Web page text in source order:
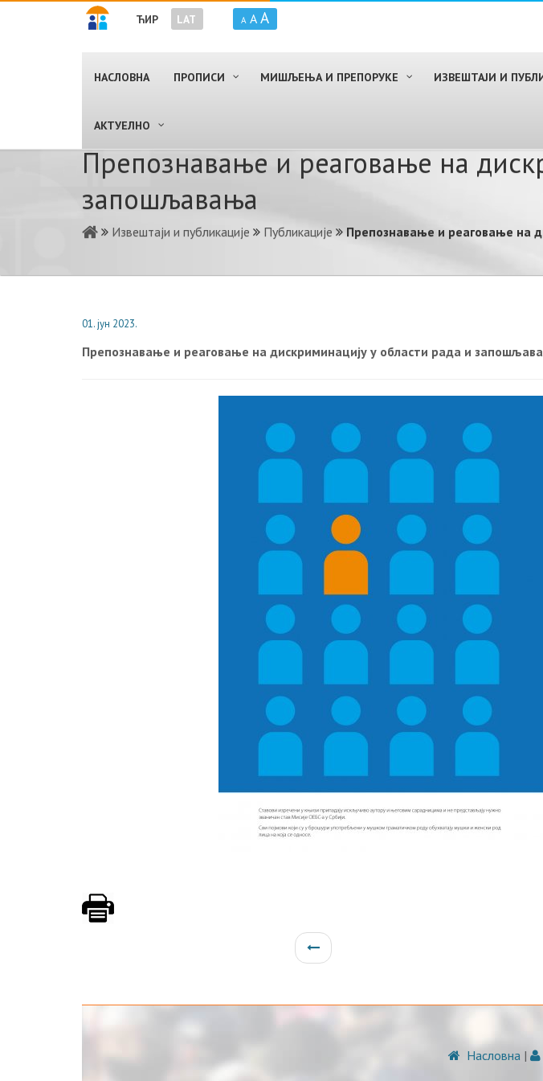
ЋИР LAT A A A
НАСЛОВНА ПРОПИСИ МИШЉЕЊА И ПРЕПОРУКЕ ИЗВЕШТАЈИ И
AКТУЕЛНО
Препознавање и реаговање на
запошљавања
Извештаји и публикације Публикације Препознавање и реаговање на
01. јун 2023.
Препознавање и реаговање на дискриминацију у области рада и
Насловна |